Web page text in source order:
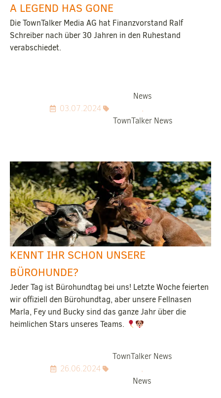
A LEGEND HAS GONE
Die TownTalker Media AG hat Finanzvorstand Ralf
Schreiber nach über 30 Jahren in den Ruhestand
verabschiedet.
03.07.2024
News
,
TownTalker News
KENNT IHR SCHON UNSERE
BÜROHUNDE?
Jeder Tag ist Bürohundtag bei uns! Letzte Woche feierten
wir offiziell den Bürohundtag, aber unsere Fellnasen
Marla, Fey und Bucky sind das ganze Jahr über die
heimlichen Stars unseres Teams.
26.06.2024
TownTalker News
,
News